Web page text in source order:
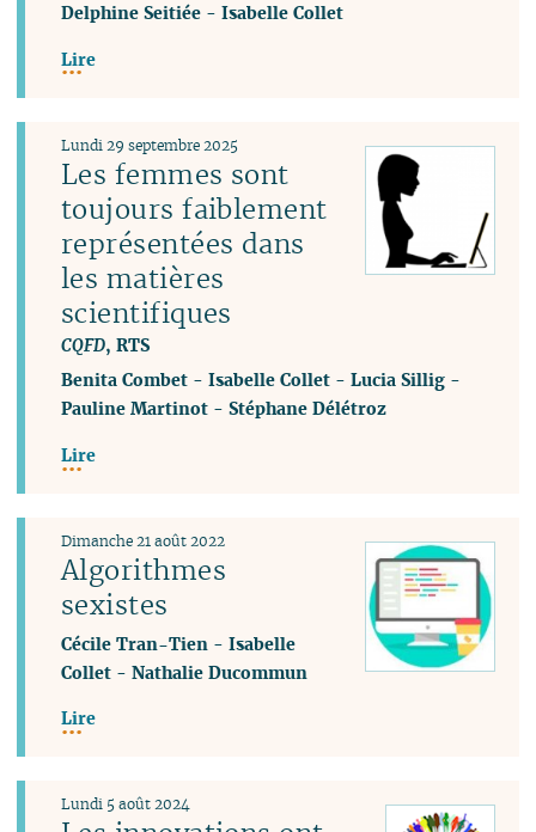
Delphine Seitiée -Isabelle Collet
Lire
Les femmes sont
toujours faiblement
représentées dans
les matières
scientifiques
CQFD, RTS
Lundi 29 septembre 2025
Benita Combet -Isabelle Collet -Lucia Sillig -
Pauline Martinot -Stéphane Délétroz
Lire
Algorithmes
sexistes
Dimanche 21 août 2022
Cécile Tran-Tien -Isabelle
Collet -Nathalie Ducommun
Lire
Lundi 5 août 2024